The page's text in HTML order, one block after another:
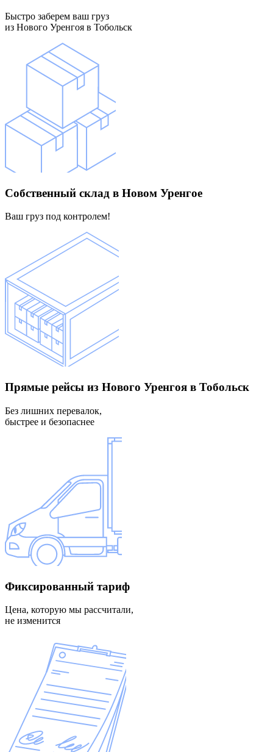
Быстро заберем ваш груз
из Нового Уренгоя в Тобольск
Собственный склад в Новом Уренгое
Ваш груз под контролем!
Прямые рейсы из Нового Уренгоя в Тобольск
Без лишних перевалок,
быстрее и безопаснее
Фиксированный тариф
Цена, которую мы рассчитали,
не изменится